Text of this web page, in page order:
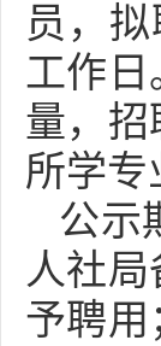
员，
工作日
量，招
所学专
公示
人社
予聘用